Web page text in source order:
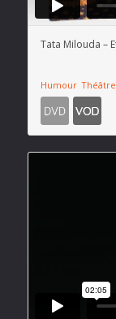
Tata Milouda –
Humour Théâtre